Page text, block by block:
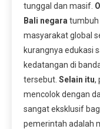
tunggal dan masif.
Bali negara tumbuh
masyarakat global
kurangnya edukasi
kedatangan di
tersebut. Selain itu,
mencolok dengan
sangat eksklusif
pemerintah adalah